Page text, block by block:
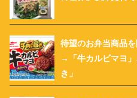
待望のお弁当商品
→「牛カルビマヨ
き」